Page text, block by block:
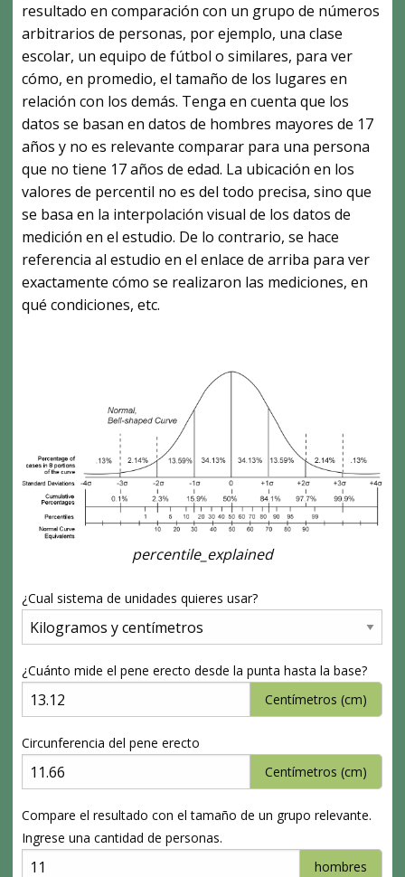
resultado en comparación con un grupo de números
arbitrarios de personas, por ejemplo, una clase
escolar, un equipo de fútbol o similares, para ver
cómo, en promedio, el tamaño de los lugares en
relación con los demás. Tenga en cuenta que los
datos se basan en datos de hombres mayores de 17
años y no es relevante comparar para una persona
que no tiene 17 años de edad. La ubicación en los
valores de percentil no es del todo precisa, sino que
se basa en la interpolación visual de los datos de
medición en el estudio. De lo contrario, se hace
referencia al estudio en el enlace de arriba para ver
exactamente cómo se realizaron las mediciones, en
qué condiciones, etc.
percentile_explained
¿Cual sistema de unidades quieres usar?
¿Cuánto mide el pene erecto desde la punta hasta la base?
Centímetros (cm)
Circunferencia del pene erecto
Centímetros (cm)
Compare el resultado con el tamaño de un grupo relevante.
Ingrese una cantidad de personas.
hombres